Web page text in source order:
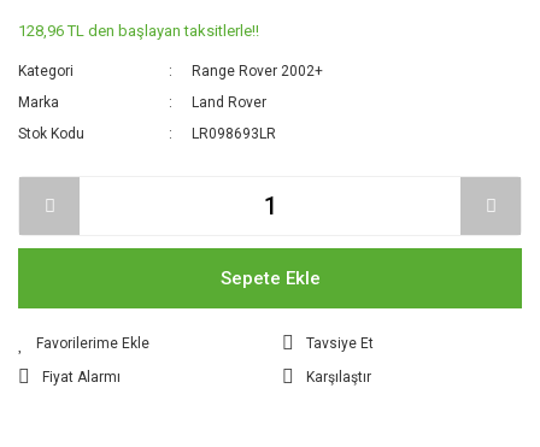
128,96 TL den başlayan taksitlerle!!
Kategori
Range Rover 2002+
Marka
Land Rover
Stok Kodu
LR098693LR
Sepete Ekle
Tavsiye Et
Fiyat Alarmı
Karşılaştır